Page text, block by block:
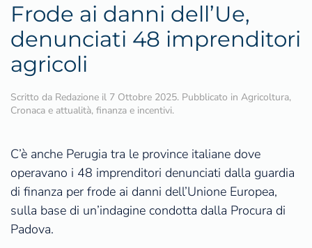
Frode ai danni dell’Ue,
denunciati 48 imprenditori
agricoli
Scritto da Redazione il 7 Ottobre 2025. Pubblicato in Agricoltura,
Cronaca e attualità, finanza e incentivi.
C’è anche Perugia tra le province italiane dove
operavano i 48 imprenditori denunciati dalla guardia
di finanza per frode ai danni dell’Unione Europea,
sulla base di un’indagine condotta dalla Procura di
Padova.